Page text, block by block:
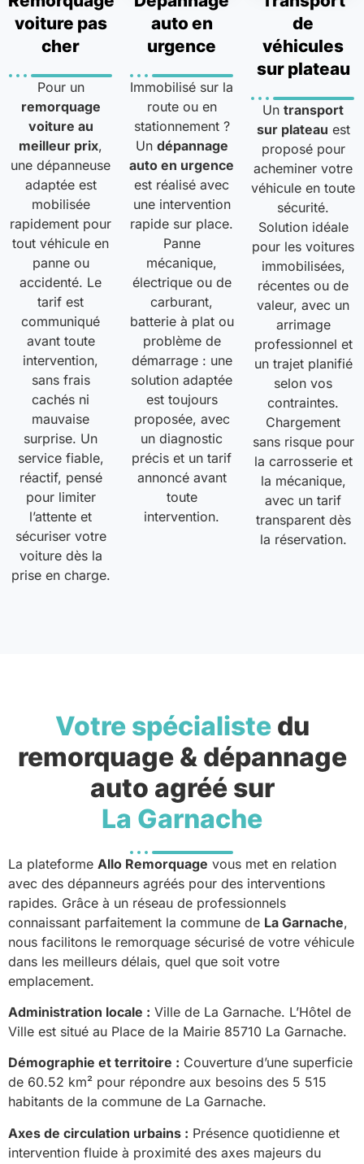
voiture pas
cher
Pour un
remorquage
voiture au
meilleur prix,
une dépanneuse
adaptée est
mobilisée
rapidement pour
tout véhicule en
panne ou
accidenté. Le
tarif est
communiqué
avant toute
intervention,
sans frais
cachés ni
mauvaise
surprise. Un
service fiable,
réactif, pensé
pour limiter
l’attente et
sécuriser votre
voiture dès la
prise en charge.
auto en
urgence
Immobilisé sur la
route ou en
stationnement ?
Un dépannage
auto en urgence
est réalisé avec
une intervention
rapide sur place.
Panne
mécanique,
électrique ou de
carburant,
batterie à plat ou
problème de
démarrage : une
solution adaptée
est toujours
proposée, avec
un diagnostic
précis et un tarif
annoncé avant
toute
intervention.
de
véhicules
sur plateau
Untransport
sur plateau est
proposé pour
acheminer votre
véhicule en toute
sécurité.
Solution idéale
pour les voitures
immobilisées,
récentes ou de
valeur, avec un
arrimage
professionnel et
un trajet planifié
selon vos
contraintes.
Chargement
sans risque pour
la carrosserie et
la mécanique,
avec un tarif
transparent dès
la réservation.
Votre spécialistedu
remorquage & dépannage
auto agréé sur
La Garnache
La plateforme Allo Remorquage vous met en relation
avec des dépanneurs agréés pour des interventions
rapides. Grâce à un réseau de professionnels
connaissant parfaitement la commune de La Garnache,
nous facilitons le remorquage sécurisé de votre véhicule
dans les meilleurs délais, quel que soit votre
emplacement.
Administration locale : Ville de La Garnache. L’Hôtel de
Ville est situé au Place de la Mairie 85710 La Garnache.
Démographie et territoire : Couverture d’une superficie
de 60.52 km² pour répondre aux besoins des 5 515
habitants de la commune de La Garnache.
Axes de circulation urbains : Présence quotidienne et
intervention fluide à proximité des axes majeurs du